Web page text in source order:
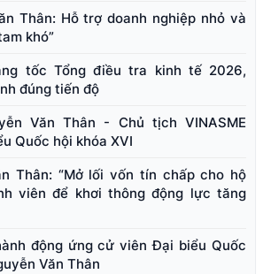
Thân: Hỗ trợ doanh nghiệp nhỏ và
khó”
tốc Tổng điều tra kinh tế 2026,
đúng tiến độ
Văn Thân - Chủ tịch VINASME
Quốc hội khóa XVI
Thân: “Mở lối vốn tín chấp cho hộ
viên để khơi thông động lực tăng
động ứng cử viên Đại biểu Quốc
Văn Thân